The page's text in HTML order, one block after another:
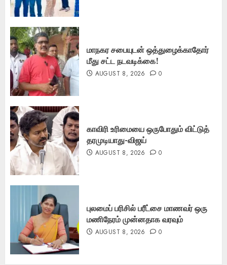
மாநகர சபையுடன் ஒத்துழைக்காதோர்
மீது சட்ட நடவடிக்கை!
AUGUST 8, 2026 0
காவிரி உரிமையை ஒருபோதும் விட்டுத்
தரமுடியாது-விஜய்
AUGUST 8, 2026 0
புலமைப் பரிசில் பரீட்சை மாணவர் ஒரு
மணிநேரம் முன்னதாக வரவும்
AUGUST 8, 2026 0